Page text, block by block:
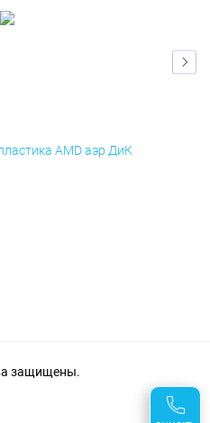
AMD аэр ДиК
защищены.